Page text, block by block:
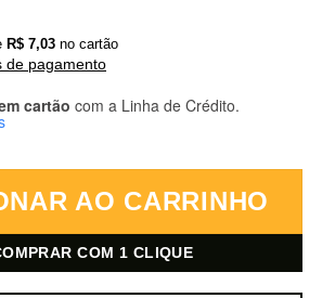
R$ 7,03 no cartão
de pagamento
cartão com a Linha de Crédito.
AO CARRINHO
COM 1 CLIQUE